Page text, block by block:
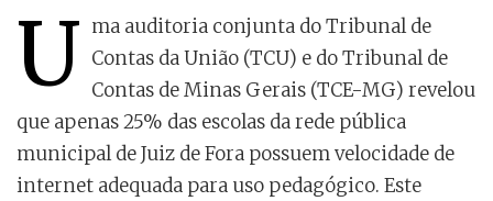
U ma auditoria conjunta do Tribunal de
Contas da União (TCU) e do Tribunal de
Contas de Minas Gerais (TCE-MG) revelou
que apenas 25% das escolas da rede pública
municipal de Juiz de Fora possuem velocidade de
internet adequada para uso pedagógico. Este